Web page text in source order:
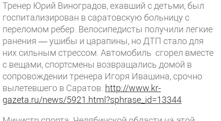
Тренер Юрий Виноградов, ехавший с детьми, был
госпитализирован в саратовскую больницу с
переломом ребер. Велосипедисты получили легкие
ранения — ушибы и царапины, но ДТП стало для
них сильным стрессом. Автомобиль сгорел вместе
с вещами, спортсмены возвращались домой в
сопровождении тренера Игоря Ивашина, срочно
вылетевшего в Саратов. http://www.kr-
gazeta.ru/news/5921.html?sphrase_id=13344